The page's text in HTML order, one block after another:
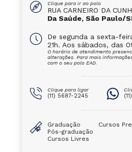
Clique para ir ao polo
RUA CARNEIRO DA
Da Saúde, São Paulo/
De segunda a sexta-
21h. Aos sábados, das
O horário de atendimento
alterações. Para mais
com o seu polo EAD.
Clique para ligar
(11) 5687-2245
Graduação
Pós-graduação
Cursos Livres
Cursos